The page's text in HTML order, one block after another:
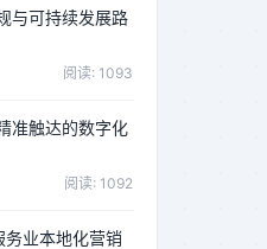
与可持续发展路
阅读: 1093
准触达的数字化
阅读: 1092
业本地化营销